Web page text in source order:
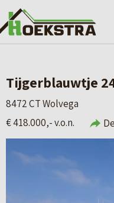
Tijgerblauwtje
8472 CT Wolvega
€ 418.000,- v.o.n.